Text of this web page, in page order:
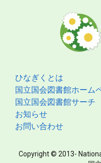
ひなぎくとは
国立国会図書館ホーム
国立国会図書館サーチ
お知らせ
お問い合わせ
Copyright © 2013-